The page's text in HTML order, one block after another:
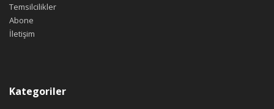
Temsilcilikler
Abone
İletişim
Kategoriler